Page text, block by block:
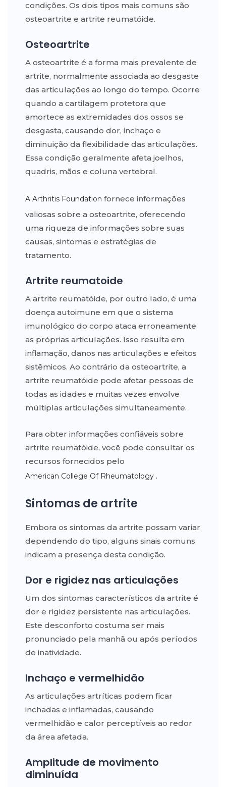
condições. Os dois tipos mais comuns são
osteoartrite e artrite reumatóide.
Osteoartrite
A osteoartrite é a forma mais prevalente de
artrite, normalmente associada ao desgaste
das articulações ao longo do tempo. Ocorre
quando a cartilagem protetora que
amortece as extremidades dos ossos se
desgasta, causando dor, inchaço e
diminuição da flexibilidade das articulações.
Essa condição geralmente afeta joelhos,
quadris, mãos e coluna vertebral.
A Arthritis Foundation fornece informações
valiosas sobre a osteoartrite, oferecendo
uma riqueza de informações sobre suas
causas, sintomas e estratégias de
tratamento.
Artrite reumatoide
A artrite reumatóide, por outro lado, é uma
doença autoimune em que o sistema
imunológico do corpo ataca erroneamente
as próprias articulações. Isso resulta em
inflamação, danos nas articulações e efeitos
sistêmicos. Ao contrário da osteoartrite, a
artrite reumatóide pode afetar pessoas de
todas as idades e muitas vezes envolve
múltiplas articulações simultaneamente.
Para obter informações confiáveis sobre
artrite reumatóide, você pode consultar os
recursos fornecidos pelo
American College Of Rheumatology .
Sintomas de artrite
Embora os sintomas da artrite possam variar
dependendo do tipo, alguns sinais comuns
indicam a presença desta condição.
Dor e rigidez nas articulações
Um dos sintomas característicos da artrite é
dor e rigidez persistente nas articulações.
Este desconforto costuma ser mais
pronunciado pela manhã ou após períodos
de inatividade.
Inchaço e vermelhidão
As articulações artríticas podem ficar
inchadas e inflamadas, causando
vermelhidão e calor perceptíveis ao redor
da área afetada.
Amplitude de movimento
diminuída